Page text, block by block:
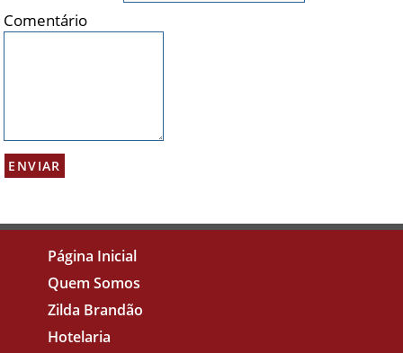
Comentário
Página Inicial
Quem Somos
Zilda Brandão
Hotelaria